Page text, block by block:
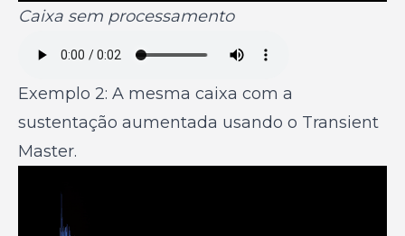
Caixa sem processamento
Exemplo 2: A mesma caixa com a
sustentação aumentada usando o Transient
Master.